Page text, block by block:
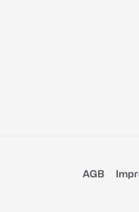
AGB